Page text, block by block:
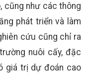
cũng như các thông
phát triển và làm
cứu cũng chỉ ra
nuôi cấy, đặc
giá trị dự đoán cao